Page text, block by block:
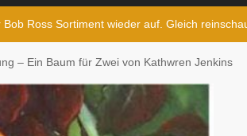
Ross Sortiment wieder auf. Gleich
– Ein Baum für Zwei von Kathwren Jenkins